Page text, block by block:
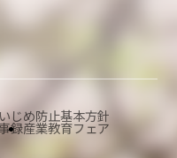
じめ防止基本方針
録産業教育フェア